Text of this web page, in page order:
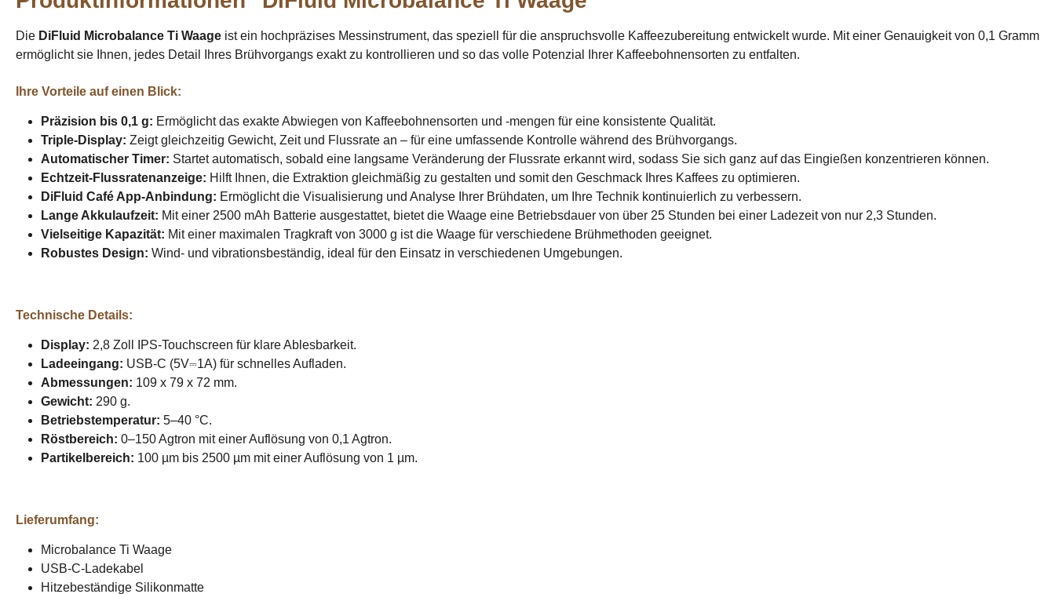
Die DiFluid Microbalance Ti Waage ist ein hochpräzises Messinstrument, das speziell für die anspruchsvolle Kaffeezubereitung entwickelt wurde. Mit einer Genauigkeit von 0,1 Gramm
ermöglicht sie Ihnen, jedes Detail Ihres Brühvorgangs exakt zu kontrollieren und so das volle Potenzial Ihrer Kaffeebohnensorten zu entfalten.
Ihre Vorteile auf einen Blick:
Präzision bis 0,1 g: Ermöglicht das exakte Abwiegen von Kaffeebohnensorten und -mengen für eine konsistente Qualität.
Triple-Display: Zeigt gleichzeitig Gewicht, Zeit und Flussrate an – für eine umfassende Kontrolle während des Brühvorgangs.
Automatischer Timer: Startet automatisch, sobald eine langsame Veränderung der Flussrate erkannt wird, sodass Sie sich ganz auf das Eingießen konzentrieren können.
Echtzeit-Flussratenanzeige: Hilft Ihnen, die Extraktion gleichmäßig zu gestalten und somit den Geschmack Ihres Kaffees zu optimieren.
DiFluid Café App-Anbindung: Ermöglicht die Visualisierung und Analyse Ihrer Brühdaten, um Ihre Technik kontinuierlich zu verbessern.
Lange Akkulaufzeit: Mit einer 2500 mAh Batterie ausgestattet, bietet die Waage eine Betriebsdauer von über 25 Stunden bei einer Ladezeit von nur 2,3 Stunden.
Vielseitige Kapazität: Mit einer maximalen Tragkraft von 3000 g ist die Waage für verschiedene Brühmethoden geeignet.
Robustes Design: Wind- und vibrationsbeständig, ideal für den Einsatz in verschiedenen Umgebungen.
Technische Details:
Display: 2,8 Zoll IPS-Touchscreen für klare Ablesbarkeit.
Ladeeingang: USB-C (5V⎓1A) für schnelles Aufladen.
Abmessungen: 109 x 79 x 72 mm.
Gewicht: 290 g.
Betriebstemperatur: 5–40 °C.
Röstbereich: 0–150 Agtron mit einer Auflösung von 0,1 Agtron.
Partikelbereich: 100 µm bis 2500 µm mit einer Auflösung von 1 µm.
Lieferumfang:
Microbalance Ti Waage
USB-C-Ladekabel
Hitzebeständige Silikonmatte